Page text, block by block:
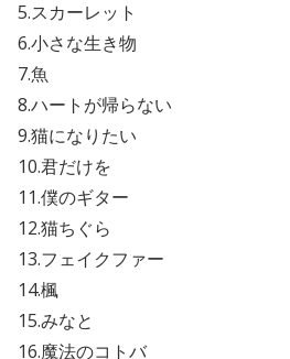
5.スカーレット
6.小さな生き物
7.魚
8.ハートが帰らない
9.猫になりたい
10.君だけを
11.僕のギター
12.猫ちぐら
13.フェイクファー
14.楓
15.みなと
16.魔法のコトバ